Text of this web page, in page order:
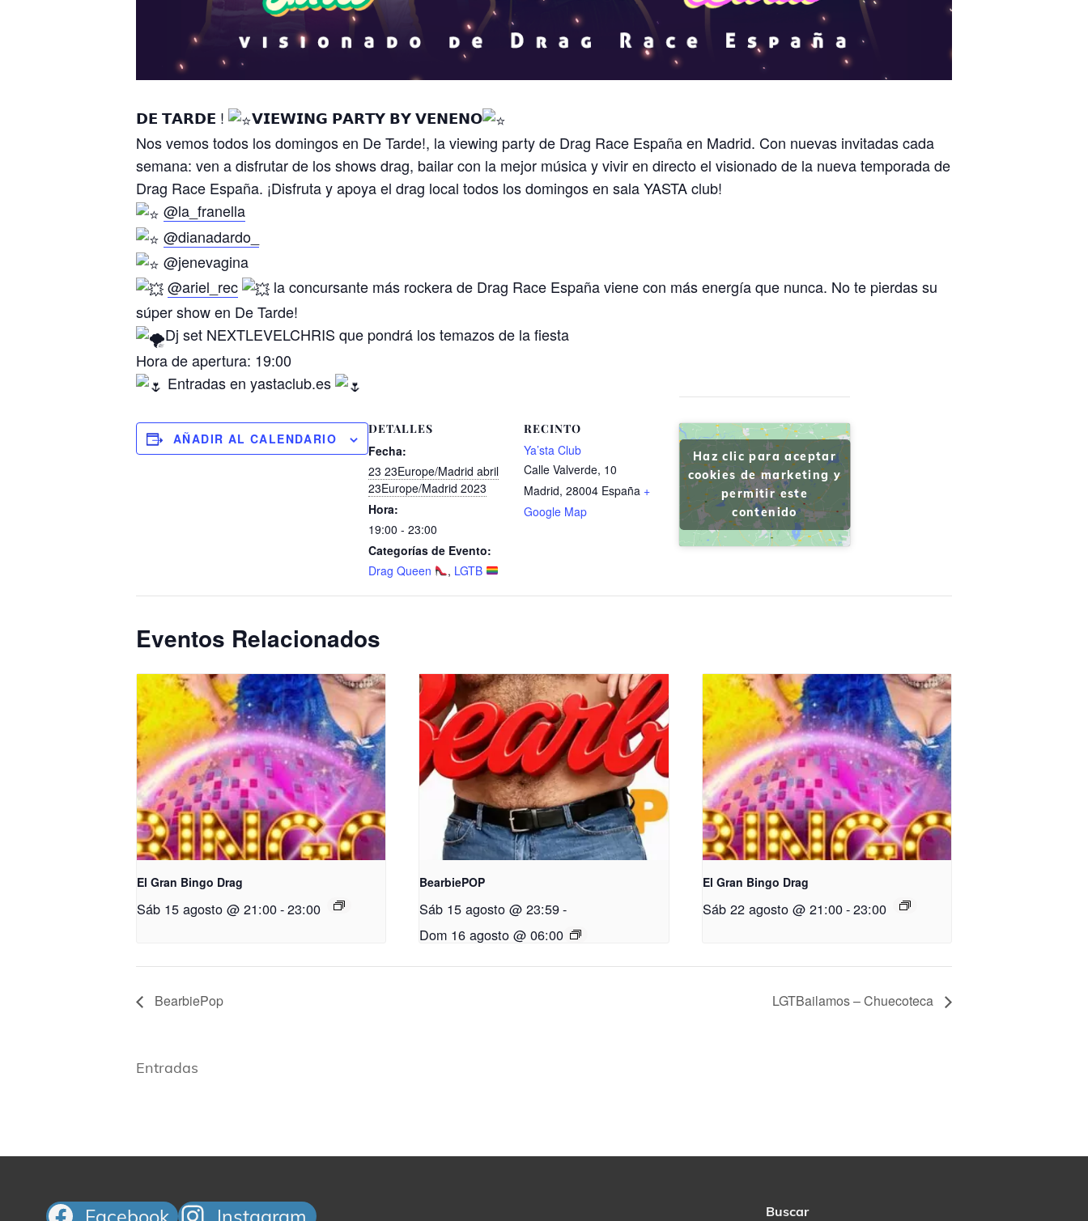
𝗗𝗘 𝗧𝗔𝗥𝗗𝗘 !
𝗩𝗜𝗘𝗪𝗜𝗡𝗚 𝗣𝗔𝗥𝗧𝗬 𝗕𝗬 𝗩𝗘𝗡𝗘𝗡𝗢
Nos vemos todos los domingos en De Tarde!, la viewing party de Drag Race España en Madrid. Con nuevas invitadas cada
semana: ven a disfrutar de los shows drag, bailar con la mejor música y vivir en directo el visionado de la nueva temporada de
Drag Race España. ¡Disfruta y apoya el drag local todos los domingos en sala YASTA club!
@la_franella
@dianadardo_
@jenevagina
@ariel_rec
la concursante más rockera de Drag Race España viene con más energía que nunca. No te pierdas su
súper show en De Tarde!
Dj set NEXTLEVELCHRIS que pondrá los temazos de la fiesta
Hora de apertura: 19:00
Entradas en yastaclub.es
AÑADIR AL CALENDARIO
DETALLES
Fecha:
23 23Europe/Madrid abril
23Europe/Madrid 2023
Hora:
19:00 - 23:00
Categorías de Evento:
Drag Queen
, LGTB
RECINTO
Ya’sta Club
Calle Valverde, 10
Madrid, 28004 España +
Google Map
Haz clic para aceptar
cookies de marketing y
permitir este
contenido
Eventos Relacionados
El Gran Bingo Drag
Sáb 15 agosto @ 21:00-23:00
BearbiePOP
Sáb 15 agosto @ 23:59-
Dom 16 agosto @ 06:00
El Gran Bingo Drag
Sáb 22 agosto @ 21:00-23:00
BearbiePop LGTBailamos – Chuecoteca
Entradas
Buscar